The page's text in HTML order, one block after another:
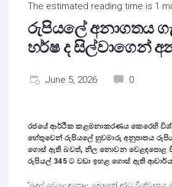
The estimated reading time is 1
රුපියලේ අනාගතය
හර්ෂ ද සිල්වාගෙන්
June 5, 2026 0
රජයේ ආර්ථික කළමනාකරණය කෙරෙහි
හේතුවෙන් රුපියලේ හුවමාරු අනුපාතය
ගොස් ඇති බවත්, නිල නොවන වෙළඳපොළ
රුපියල් 345ට වඩා ඉහළ ගොස් ඇති ආචාර්ය
“මුදල් වෙළෙඳපොළ බොහෝ දුරට විශ්වාසය